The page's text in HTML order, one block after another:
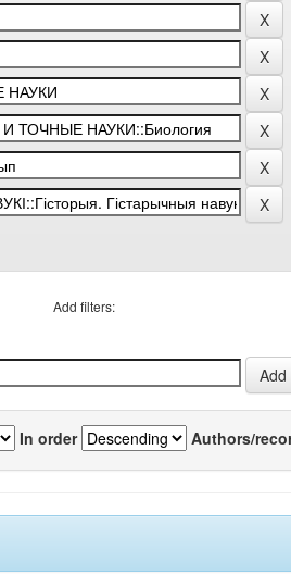
Add filters:
In order Authors/